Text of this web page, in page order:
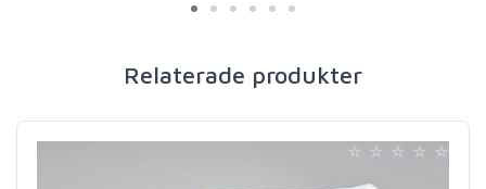
Relaterade produkter